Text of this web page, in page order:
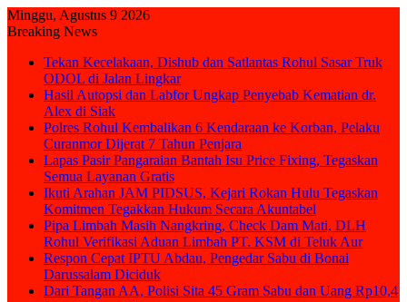
Minggu, Agustus 9 2026
Breaking News
Tekan Kecelakaan, Dishub dan Satlantas Rohul Sasar Truk
ODOL di Jalan Lingkar
Hasil Autopsi dan Labfor Ungkap Penyebab Kematian dr.
Alex di Siak
Polres Rohul Kembalikan 6 Kendaraan ke Korban, Pelaku
Curanmor Dijerat 7 Tahun Penjara
Lapas Pasir Pangaraian Bantah Isu Price Fixing, Tegaskan
Semua Layanan Gratis
Ikuti Arahan JAM PIDSUS, Kejari Rokan Hulu Tegaskan
Komitmen Tegakkan Hukum Secara Akuntabel
Pipa Limbah Masih Nangkring, Check Dam Mati, DLH
Rohul Verifikasi Aduan Limbah PT. KSM di Teluk Aur
Respon Cepat IPTU Abdau, Pengedar Sabu di Bonai
Darussalam Diciduk
Dari Tangan AA, Polisi Sita 45 Gram Sabu dan Uang Rp10,4